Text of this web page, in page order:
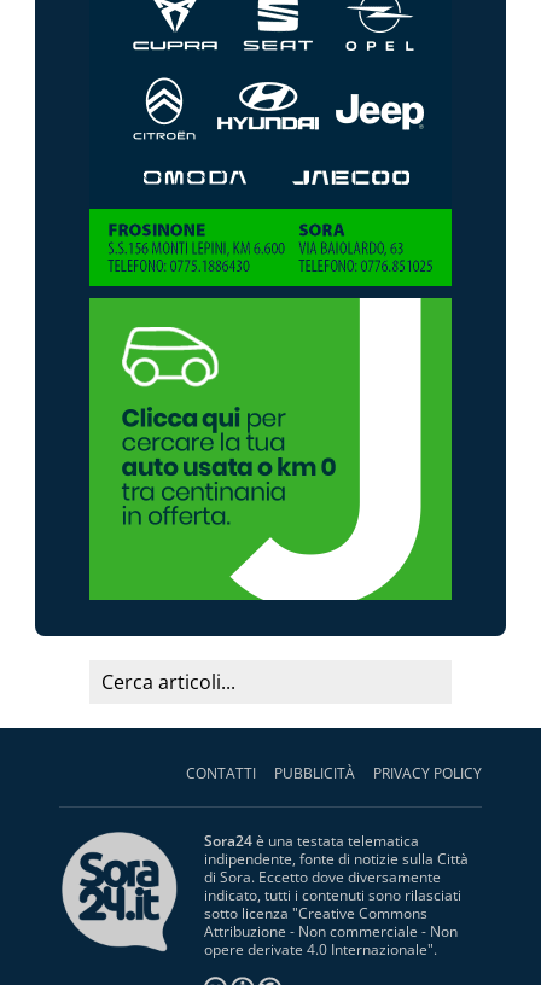
CONTATTI PUBBLICITÀ PRIVACY POLICY
Sora24è una testata telematica
indipendente, fonte di notizie sulla Città
di Sora. Eccetto dove diversamente
indicato, tutti i contenuti sono rilasciati
sotto licenza "Creative Commons
Attribuzione - Non commerciale - Non
opere derivate 4.0 Internazionale".